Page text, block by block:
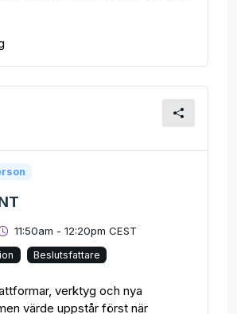
11:50am - 12:20pm CEST
Beslutsfattare
verktyg och nya
värde uppstår först när